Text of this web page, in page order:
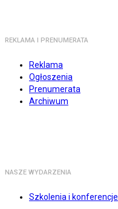
REKLAMA I PRENUMERATA
Reklama
Ogłoszenia
Prenumerata
Archiwum
NASZE WYDARZENIA
Szkolenia i konferencje